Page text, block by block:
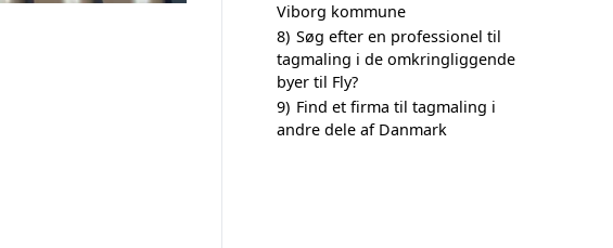
Viborg kommune
8) Søg efter en professionel til
tagmaling i de omkringliggende
byer til Fly?
9) Find et firma til tagmaling i
andre dele af Danmark